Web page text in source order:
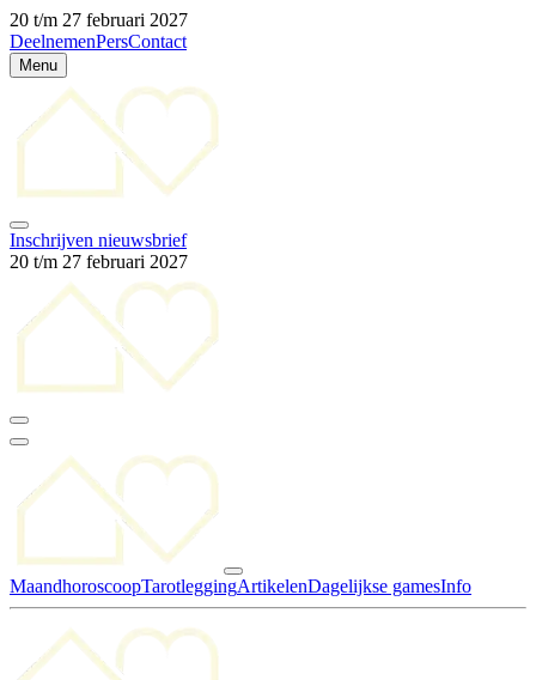
20 t/m 27 februari 2027
DeelnemenPersContact
Menu
Inschrijven nieuwsbrief
20 t/m 27 februari 2027
MaandhoroscoopTarotleggingArtikelenDagelijkse gamesInfo